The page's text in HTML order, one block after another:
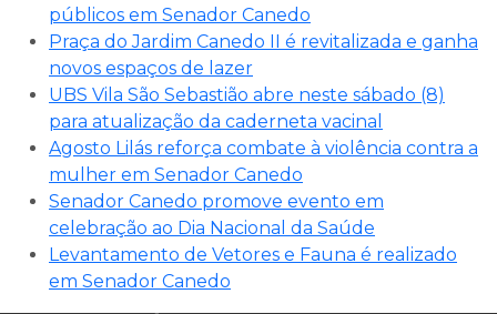
públicos em Senador Canedo
Praça do Jardim Canedo II é revitalizada e ganha
novos espaços de lazer
UBS Vila São Sebastião abre neste sábado (8)
para atualização da caderneta vacinal
Agosto Lilás reforça combate à violência contra a
mulher em Senador Canedo
Senador Canedo promove evento em
celebração ao Dia Nacional da Saúde
Levantamento de Vetores e Fauna é realizado
em Senador Canedo